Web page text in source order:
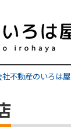
不動産のいろは屋